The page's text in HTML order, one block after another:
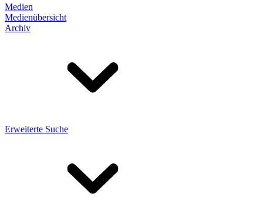
Medien
Medienübersicht
Archiv
Erweiterte Suche